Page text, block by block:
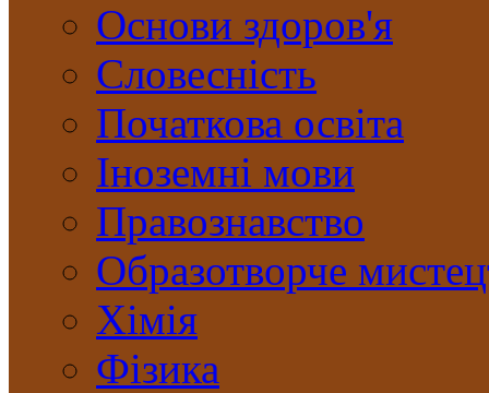
Основи здоров'я
Словесність
Початкова освіта
Іноземні мови
Правознавство
Образотворче
Хімія
Фізика